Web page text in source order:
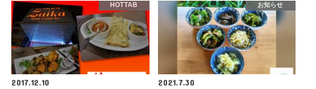
HOTTAB
2017.12.10
お知らせ
2021.7.30